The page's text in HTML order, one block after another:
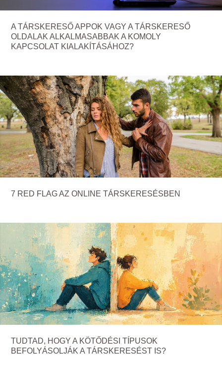
A TÁRSKERESŐ APPOK VAGY A TÁRSKERESŐ
OLDALAK ALKALMASABBAK A KOMOLY
KAPCSOLAT KIALAKÍTÁSÁHOZ?
7 RED FLAG AZ ONLINE TÁRSKERESÉSBEN
TUDTAD, HOGY A KÖTŐDÉSI TÍPUSOK
BEFOLYÁSOLJÁK A TÁRSKERESÉST IS?